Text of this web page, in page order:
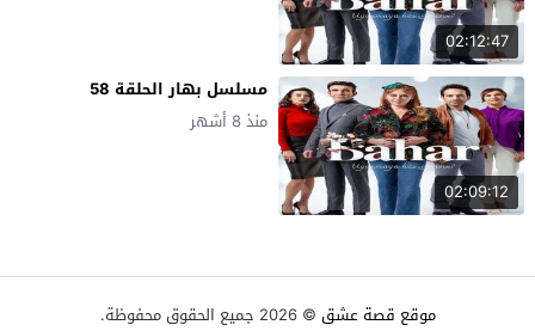
02:12:47
02:09:12
مسلسل بهار الحلقة 58
منذ 8 أشهر
موقع قصة عشق © 2026 جميع الحقوق محفوظة.